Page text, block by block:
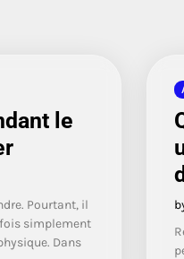
le
Pourtant, il
simplement
Dans